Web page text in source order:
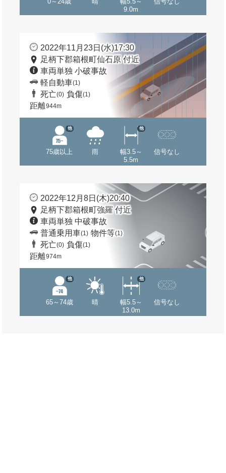
9.0m
2022年11月23日(水)17:30
足柄下郡箱根町仙石原 付近
車両単独 小破事故
軽自動車(1)
死亡(0) 負傷(1)
距離944m
75歳以上
他
雨
幅3.5～
5.5m
他
信号なし
2022年12月8日(木)20:40
足柄下郡箱根町強羅 付近
車両単独 中破事故
普通乗用車(1) 物件等(1)
死亡(0) 負傷(1)
距離974m
65～74歳
他
晴
幅5.5～
13.0m
他
信号なし